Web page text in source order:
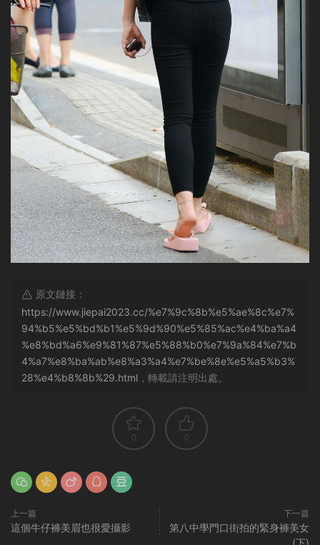
原文鏈接：
https://www.jiepai2023.cc/%e7%9c%8b%e5%ae%8c%e7%
94%b5%e5%bd%b1%e5%9d%90%e5%85%ac%e4%ba%a4
%e8%bd%a6%e9%81%87%e5%88%b0%e7%9a%84%e7%b
4%a7%e8%ba%ab%e8%a3%a4%e7%be%8e%e5%a5%b3%
28%e4%b8%8b%29.html ，轉載請注明出處。
0 0
上一篇
這個牛仔褲美眉也很愛攝影
下一篇
第八中學門口街拍的緊身褲美女
(下)